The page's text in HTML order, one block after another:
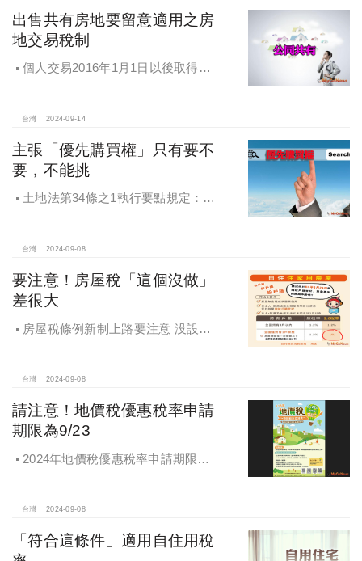
出售共有房地要留意適用之房
地交易稅制
個人交易2016年1月1日以後取得之
台灣 2024-09-14
主張「優先購買權」只有要不
要，不能挑
土地法第34條之1執行要點規定：部
之同一條件共同或單獨優先購買。
台灣 2024-09-08
要注意！房屋稅「這個沒做」
差很大
房屋稅條例新制上路要注意 没設戶
台灣 2024-09-08
請注意！地價稅優惠稅率申請
期限為9/23
2024年地價稅優惠稅率申請期限為9
台灣 2024-09-08
「符合這條件」適用自住用稅